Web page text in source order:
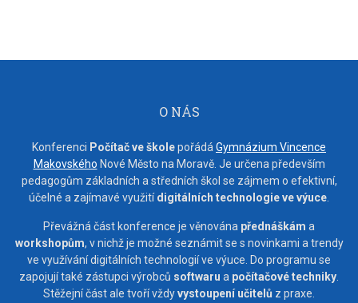
O NÁS
Konferenci Počítač ve školepořádá Gymnázium Vincence
Makovského Nové Město na Moravě. Je určena především
pedagogům základních a středních škol se zájmem o efektivní,
účelné a zajímavé využitídigitálních technologie ve výuce
Převážná část konference je věnována přednáškám a
workshopům, v nichž je možné seznámit se s novinkami a trendy
ve využívání digitálních technologií ve výuce. Do programu se
zapojují také zástupci výrobců softwaru a počítačové techniky
Stěžejní část ale tvoří vždyvystoupení učitelů z praxe.